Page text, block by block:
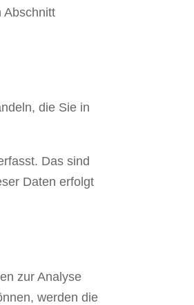
Abschnitt
die Sie in
Das sind
Daten erfolgt
zur Analyse
werden die